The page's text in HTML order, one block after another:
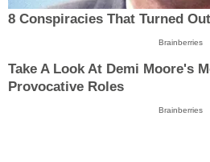
8 Conspiracies That Turned
Brainberries
Take A Look At Demi Moore's
Provocative Roles
Brainberries